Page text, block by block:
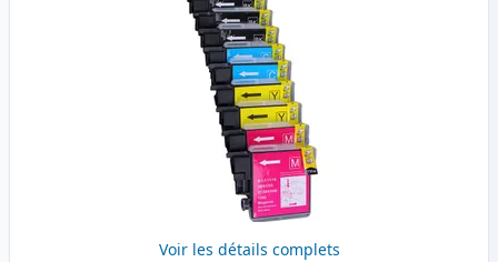
Voir les détails complets